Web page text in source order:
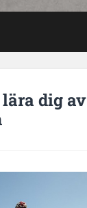
dig av